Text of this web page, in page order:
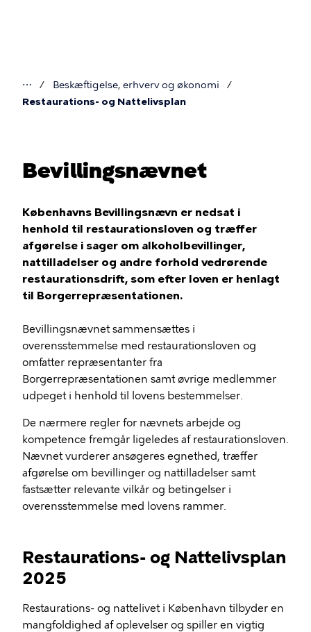
Du
⋯
Beskæftigelse, erhverv og økonomi
Restaurations- og Nattelivsplan
Bevillingsnævnet
Københavns Bevillingsnævn er nedsat i
henhold til restaurationsloven og træffer
afgørelse i sager om alkoholbevillinger,
nattilladelser og andre forhold vedrørende
restaurationsdrift, som efter loven er henlagt
til Borgerrepræsentationen.
Bevillingsnævnet sammensættes i
overensstemmelse med restaurationsloven og
omfatter repræsentanter fra
Borgerrepræsentationen samt øvrige medlemmer
udpeget i henhold til lovens bestemmelser.
De nærmere regler for nævnets arbejde og
kompetence fremgår ligeledes af restaurationsloven.
Nævnet vurderer ansøgeres egnethed, træffer
afgørelse om bevillinger og nattilladelser samt
fastsætter relevante vilkår og betingelser i
overensstemmelse med lovens rammer.
Restaurations- og Nattelivsplan
2025
Restaurations- og nattelivet i København tilbyder en
mangfoldighed af oplevelser og spiller en vigtig